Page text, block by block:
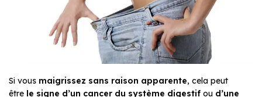
Si vous maigrissez sans raison apparente, cela peut
être le signe d’un cancer du système digestif ou d’une